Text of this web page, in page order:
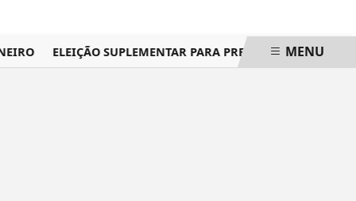
ELEIÇÃO SUPLEMENTAR PARA PREFEITURA DE
MENU